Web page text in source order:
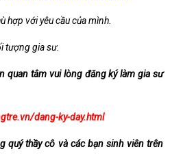
hợp với yêu cầu của mình.
tượng gia sư.
quan tâm vui lòng đăng ký làm gia sư
dang-ky-day.html
quý thầy cô và các bạn sinh viên trên